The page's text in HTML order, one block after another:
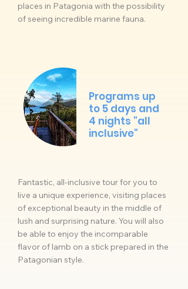
places in Patagonia with the possibility
of seeing incredible marine fauna.
Programs up
to 5 days and
4 nights "all
inclusive"
Fantastic, all-inclusive tour for you to
live a unique experience, visiting places
of exceptional beauty in the middle of
lush and surprising nature. You will also
be able to enjoy the incomparable
flavor of lamb on a stick prepared in the
Patagonian style.